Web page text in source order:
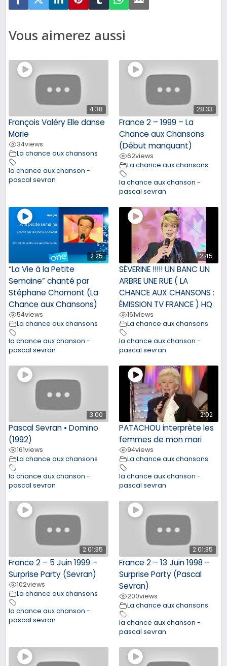
Vous aimerez aussi
4:38
François Valéry Elle danse
Marie
34views
La chance aux chansons
la chance aux chanson -
pascal sevran
28:33
France 2 – 1999 – La
Chance aux Chansons
(Début manquant)
62views
La chance aux chansons
la chance aux chanson -
pascal sevran
2:25
“La Vie à la Petite
Semaine” chanté par
Stéphane Chomont (La
Chance aux Chansons)
54views
La chance aux chansons
la chance aux chanson -
pascal sevran
2:45
SÉVERINE !!!!! UN BANC UN
ARBRE UNE RUE ( LA
CHANCE AUX CHANSONS :
ÉMISSION TV FRANCE ) HQ
161views
La chance aux chansons
la chance aux chanson -
pascal sevran
3:00
Pascal Sevran • Domino
(1992)
161views
La chance aux chansons
la chance aux chanson -
pascal sevran
2:02
PATACHOU interprète les
femmes de mon mari
94views
La chance aux chansons
la chance aux chanson -
pascal sevran
2:01:35
France 2 – 5 Juin 1999 –
Surprise Party (Sevran)
102views
La chance aux chansons
la chance aux chanson -
pascal sevran
2:01:35
France 2 – 13 Juin 1998 –
Surprise Party (Pascal
Sevran)
200views
La chance aux chansons
la chance aux chanson -
pascal sevran